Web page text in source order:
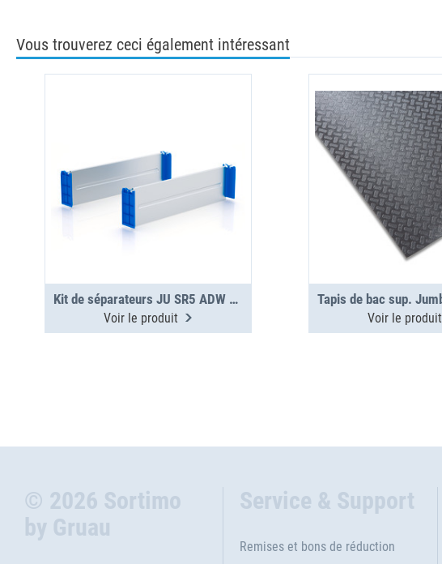
Vous trouverez ceci également intéressant
Kit de séparateurs JU SR5 ADW 2,5 T7-16
Voir le produit Voir le produit
© 2026 Sortimo
by Gruau
Service & Support
Remises et bons de réduction